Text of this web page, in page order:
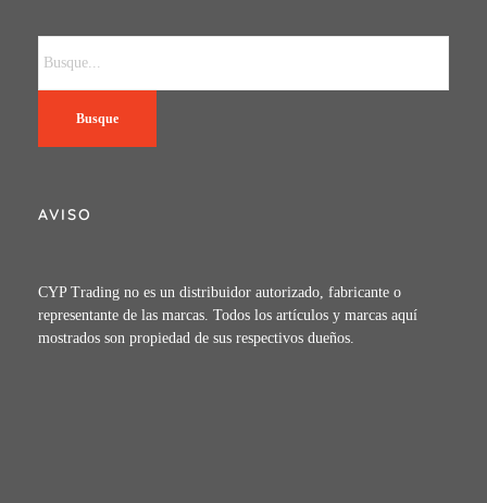
Busque
AVISO
CYP Trading no es un distribuidor autorizado, fabricante o
representante de las marcas. Todos los artículos y marcas aquí
mostrados son propiedad de sus respectivos dueños.